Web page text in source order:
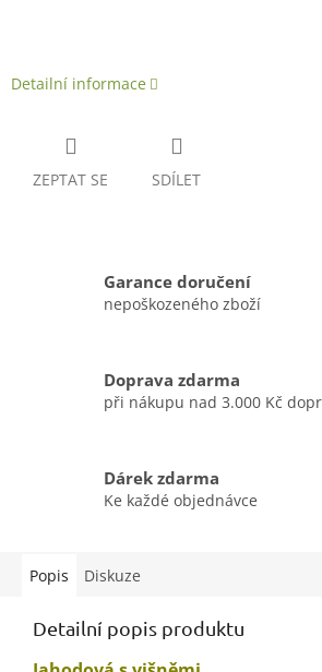
Detailní informace
ZEPTAT SE SDÍLET
Garance doručení
nepoškozeného zboží
Doprava zdarma
při nákupu nad 3.000 Kč
Dárek zdarma
Ke každé objednávce
Popis Diskuze
Detailní popis produktu